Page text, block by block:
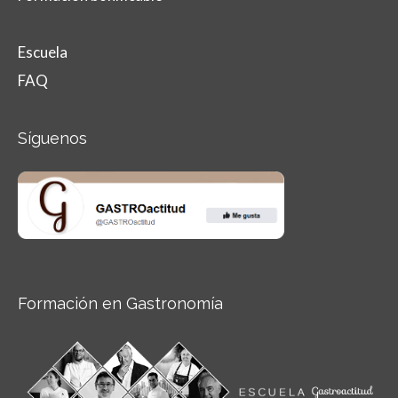
Escuela
FAQ
Síguenos
Formación en Gastronomía